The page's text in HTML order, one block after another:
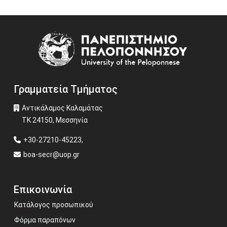
Γραμματεία Τμήματος
Αντικάλαμος Καλαμάτας
ΤΚ 24150, Μεσσηνία
+30-27210-45223,
boa-secr@uop.gr
Επικοινωνία
Κατάλογος προσωπικού
Φόρμα παραπόνων